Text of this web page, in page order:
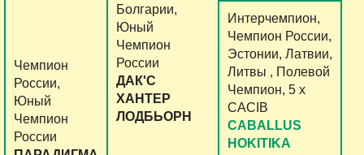
Чемпион
России,
Юный
Чемпион
России
Болгарии,
Юный
Чемпион
России
ДАК'С
ХАНТЕР
ЛОДБЬОРН
Интерчемпион,
Чемпион России,
Эстонии, Латвии,
Литвы , Полевой
Чемпион, 5 x
CACIB
CABALLUS
HOKITIKA